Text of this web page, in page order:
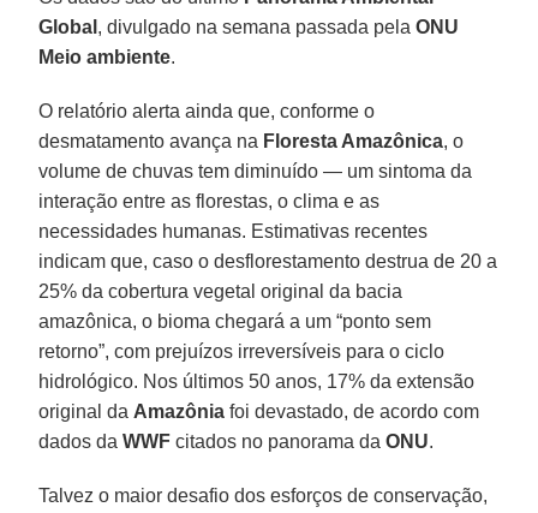
Global , divulgado na semana passada pelaONU
Meio ambiente.
O relatório alerta ainda que, conforme o
desmatamento avança na Floresta Amazônica, o
volume de chuvas tem diminuído — um sintoma da
interação entre as florestas, o clima e as
necessidades humanas. Estimativas recentes
indicam que, caso o desflorestamento destrua de 20 a
25% da cobertura vegetal original da bacia
amazônica, o bioma chegará a um “ponto sem
retorno”, com prejuízos irreversíveis para o ciclo
hidrológico. Nos últimos 50 anos, 17% da extensão
original da Amazônia foi devastado, de acordo com
dados daWWF citados no panorama daONU.
Talvez o maior desafio dos esforços de conservação,